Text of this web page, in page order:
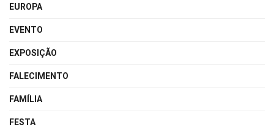
EUROPA
EVENTO
EXPOSIÇÃO
FALECIMENTO
FAMÍLIA
FESTA